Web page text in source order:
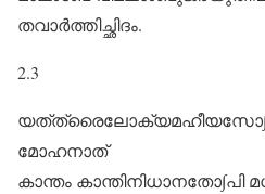
തവാർത്തിച്ഛിദം.
2.3
മോഹനാത്‌
കാന്തം